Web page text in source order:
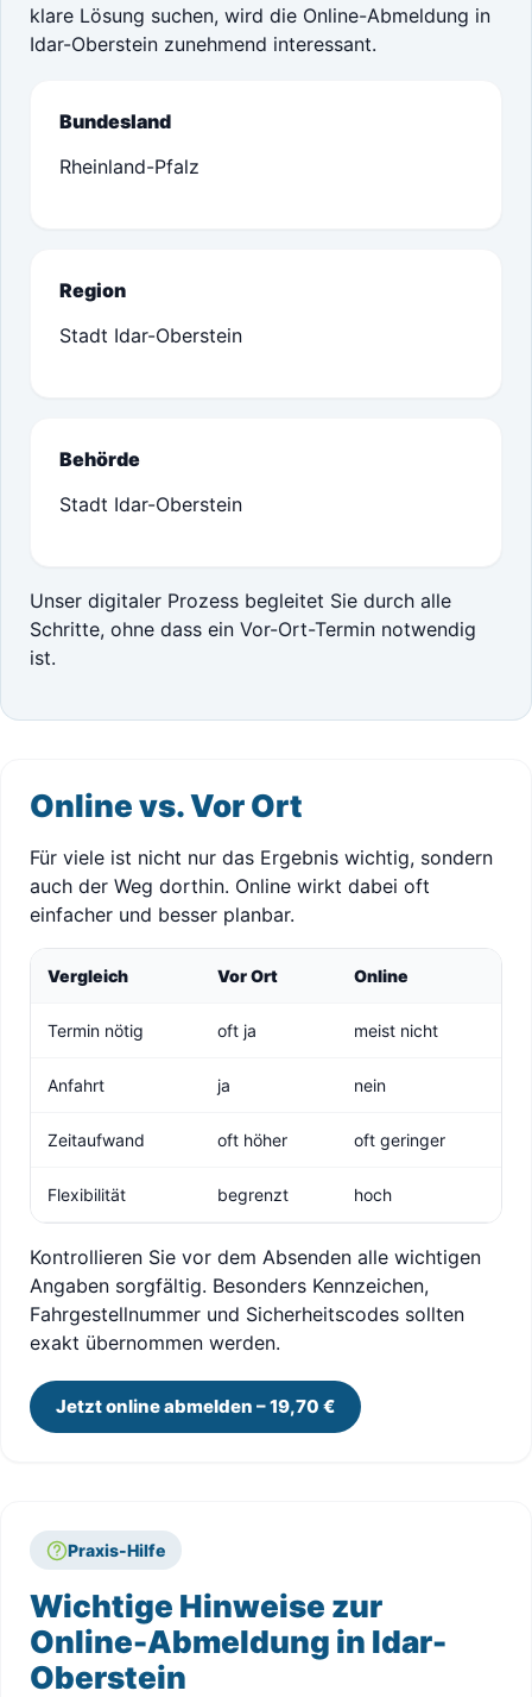
klare Lösung suchen, wird die Online-Abmeldung in
Idar-Oberstein zunehmend interessant.
Bundesland
Rheinland-Pfalz
Region
Stadt Idar-Oberstein
Behörde
Stadt Idar-Oberstein
Unser digitaler Prozess begleitet Sie durch alle
Schritte, ohne dass ein Vor-Ort-Termin notwendig
ist.
Online vs. Vor Ort
Für viele ist nicht nur das Ergebnis wichtig, sondern
auch der Weg dorthin. Online wirkt dabei oft
einfacher und besser planbar.
Vergleich Vor Ort Online
Termin nötig oft ja meist nicht
Anfahrt ja nein
Zeitaufwand oft höher oft geringer
Flexibilität begrenzt hoch
Kontrollieren Sie vor dem Absenden alle wichtigen
Angaben sorgfältig. Besonders Kennzeichen,
Fahrgestellnummer und Sicherheitscodes sollten
exakt übernommen werden.
Jetzt online abmelden – 19,70 €
Praxis-Hilfe
Wichtige Hinweise zur
Online-Abmeldung in Idar-
Oberstein